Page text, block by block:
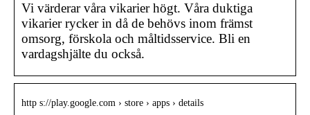
Vi värderar våra vikarier högt. Våra duktiga
vikarier rycker in då de behövs inom främst
omsorg, förskola och måltidsservice. Bli en
vardagshjälte du också.
http s://play.google.com › store › apps › details